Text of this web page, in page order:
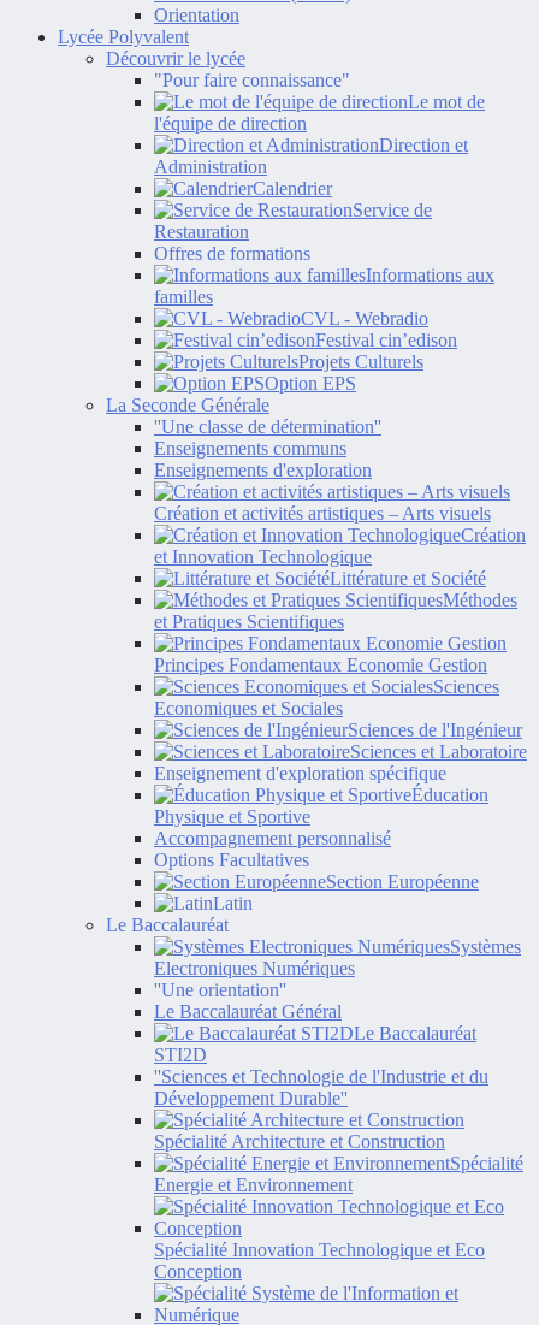
Orientation
Lycée Polyvalent
Découvrir le lycée
"Pour faire connaissance"
Le mot de
l'équipe de direction
Direction et
Administration
Calendrier
Service de
Restauration
Offres de formations
Informations aux
familles
CVL - Webradio
Festival cin’edison
Projets Culturels
Option EPS
La Seconde Générale
''Une classe de détermination''
Enseignements communs
Enseignements d'exploration
Création et activités artistiques – Arts visuels
Création
et Innovation Technologique
Littérature et Société
Méthodes
et Pratiques Scientifiques
Principes Fondamentaux Economie Gestion
Sciences
Economiques et Sociales
Sciences de l'Ingénieur
Sciences et Laboratoire
Enseignement d'exploration spécifique
Éducation
Physique et Sportive
Accompagnement personnalisé
Options Facultatives
Section Européenne
Latin
Le Baccalauréat
Systèmes
Electroniques Numériques
''Une orientation''
Le Baccalauréat Général
Le Baccalauréat
STI2D
''Sciences et Technologie de l'Industrie et du
Développement Durable''
Spécialité Architecture et Construction
Spécialité
Energie et Environnement
Spécialité Innovation Technologique et Eco
Conception